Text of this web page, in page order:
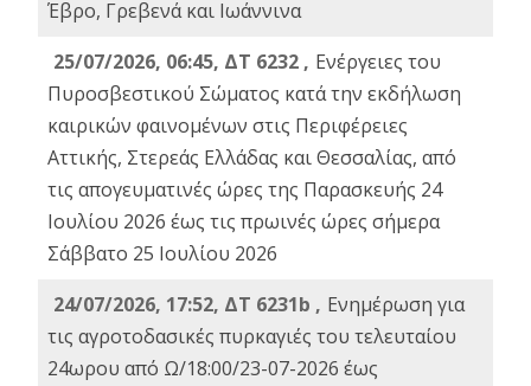
Έβρο, Γρεβενά και Ιωάννινα
25/07/2026, 06:45, ΔΤ 6232 , Ενέργειες του
Πυροσβεστικού Σώματος κατά την εκδήλωση
καιρικών φαινομένων στις Περιφέρειες
Αττικής, Στερεάς Ελλάδας και Θεσσαλίας, από
τις απογευματινές ώρες της Παρασκευής 24
Ιουλίου 2026 έως τις πρωινές ώρες σήμερα
Σάββατο 25 Ιουλίου 2026
24/07/2026, 17:52, ΔΤ 6231b , Ενημέρωση για
τις αγροτοδασικές πυρκαγιές του τελευταίου
24ωρου από Ω/18:00/23-07-2026 έως